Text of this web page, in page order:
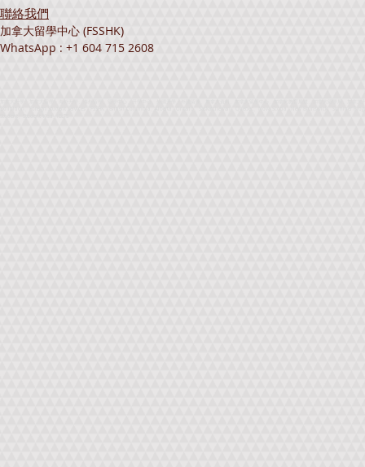
聯絡我們
加拿大留學中心 (FSSHK)
WhatsApp : +1 604 715 2608